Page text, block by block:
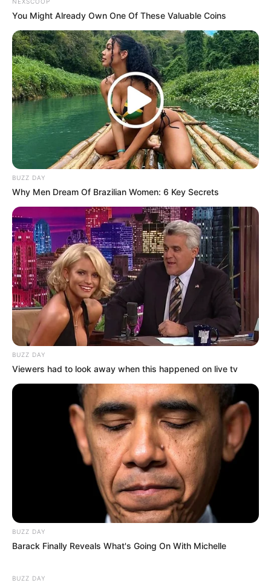
You Might Already Own One Of These Valuable Coins
BUZZ DAY
Why Men Dream Of Brazilian Women: 6 Key Secrets
BUZZ DAY
Viewers had to look away when this happened on live tv
BUZZ DAY
Barack Finally Reveals What's Going On With Michelle
BUZZ DAY